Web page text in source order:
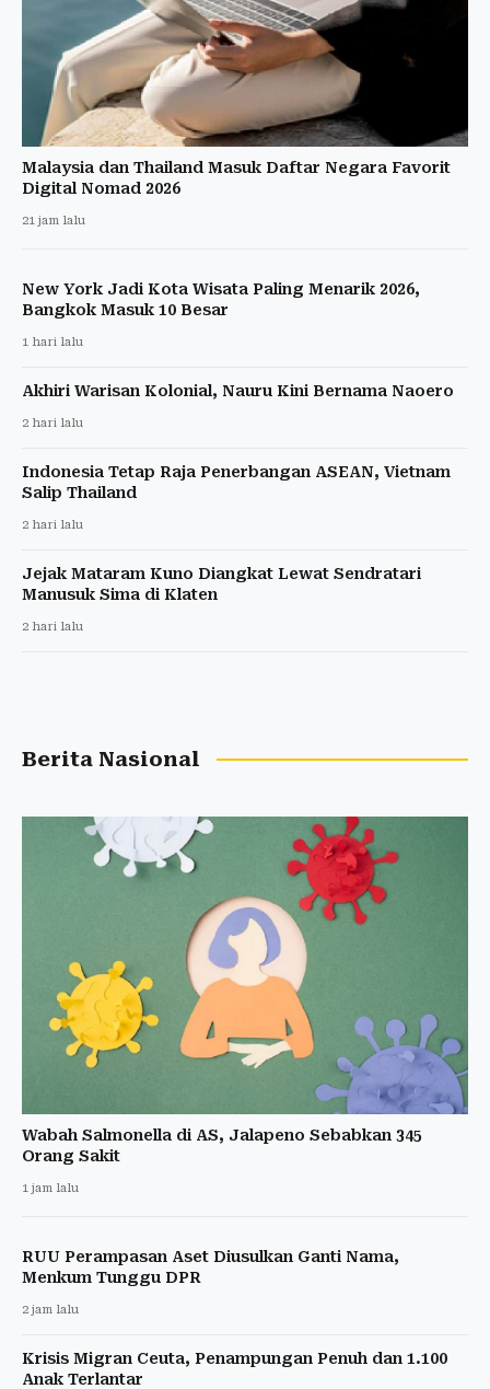
Malaysia dan Thailand Masuk Daftar Negara Favorit
Digital Nomad 2026
21 jam lalu
New York Jadi Kota Wisata Paling Menarik 2026,
Bangkok Masuk 10 Besar
1 hari lalu
Akhiri Warisan Kolonial, Nauru Kini Bernama Naoero
2 hari lalu
Indonesia Tetap Raja Penerbangan ASEAN, Vietnam
Salip Thailand
2 hari lalu
Jejak Mataram Kuno Diangkat Lewat Sendratari
Manusuk Sima di Klaten
2 hari lalu
Berita Nasional
Wabah Salmonella di AS, Jalapeno Sebabkan 345
Orang Sakit
1 jam lalu
RUU Perampasan Aset Diusulkan Ganti Nama,
Menkum Tunggu DPR
2 jam lalu
Krisis Migran Ceuta, Penampungan Penuh dan 1.100
Anak Terlantar